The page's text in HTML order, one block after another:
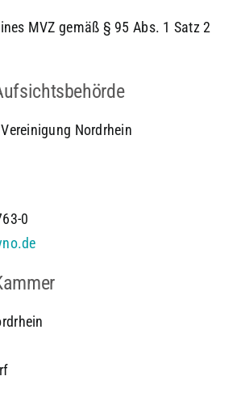
MVZ gemäß § 95 Abs. 1 Satz 2
Nordrhein
0